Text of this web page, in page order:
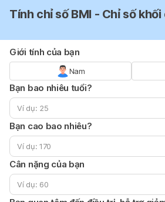
Tính chỉ số BMI - Chỉ số
Giới tính của bạn
Nam
Bạn bao nhiêu tuổi?
Bạn cao bao nhiêu?
Cân nặng của bạn